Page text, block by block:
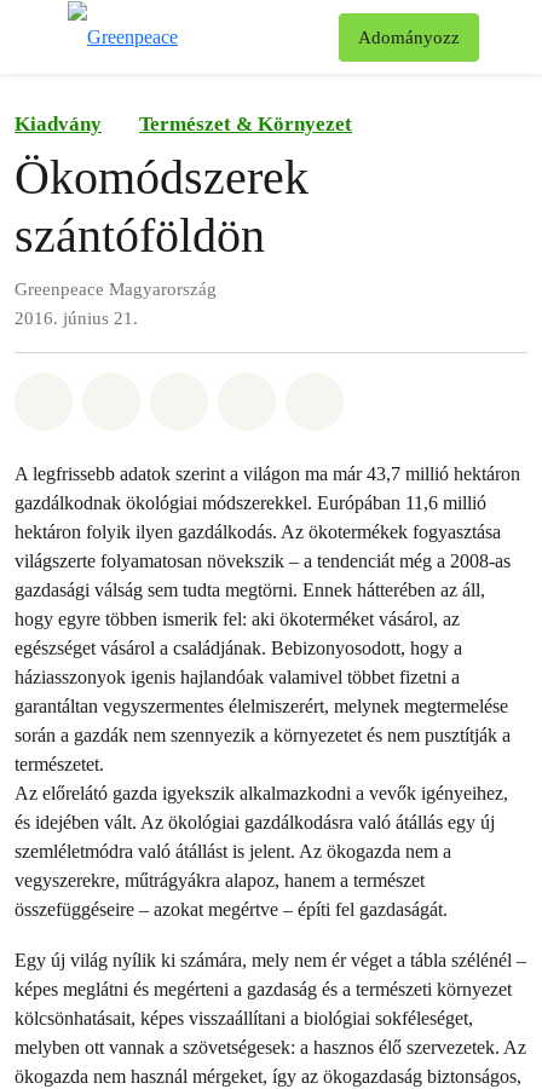
Adományozz
Kiadvány Természet & Környezet
Ökomódszerek
szántóföldön
Greenpeace Magyarország
2016. június 21.
A legfrissebb adatok szerint a világon ma már 43,7 millió hektáron
gazdálkodnak ökológiai módszerekkel. Európában 11,6 millió
hektáron folyik ilyen gazdálkodás. Az ökotermékek fogyasztása
világszerte folyamatosan növekszik – a tendenciát még a 2008-as
gazdasági válság sem tudta megtörni. Ennek hátterében az áll,
hogy egyre többen ismerik fel: aki ökoterméket vásárol, az
egészséget vásárol a családjának. Bebizonyosodott, hogy a
háziasszonyok igenis hajlandóak valamivel többet fizetni a
garantáltan vegyszermentes élelmiszerért, melynek megtermelése
során a gazdák nem szennyezik a környezetet és nem pusztítják a
természetet.
Az előrelátó gazda igyekszik alkalmazkodni a vevők igényeihez,
és idejében vált. Az ökológiai gazdálkodásra való átállás egy új
szemléletmódra való átállást is jelent. Az ökogazda nem a
vegyszerekre, műtrágyákra alapoz, hanem a természet
összefüggéseire – azokat megértve – építi fel gazdaságát.
Egy új világ nyílik ki számára, mely nem ér véget a tábla szélénél –
képes meglátni és megérteni a gazdaság és a természeti környezet
kölcsönhatásait, képes visszaállítani a biológiai sokféleséget,
melyben ott vannak a szövetségesek: a hasznos élő szervezetek. Az
ökogazda nem használ mérgeket, így az ökogazdaság biztonságos,